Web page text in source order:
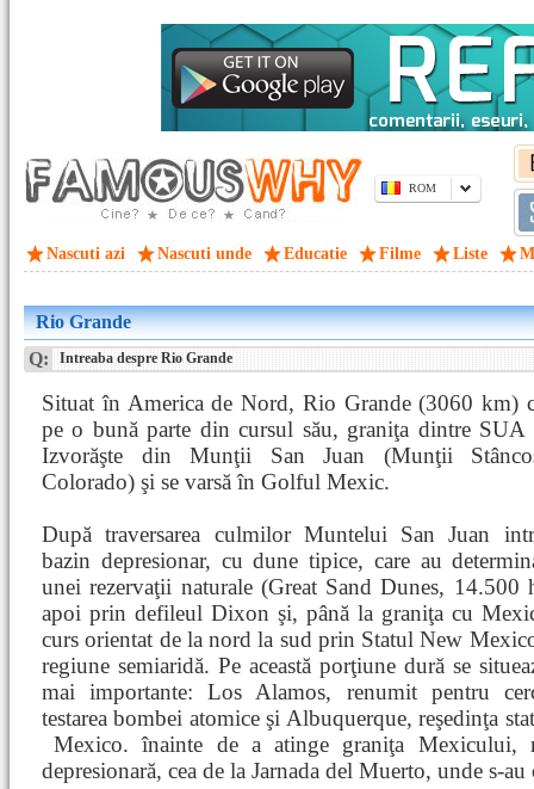
ROM
Nascuti azi Nascuti unde Educatie Filme Liste
Rio Grande
Q: Intreaba despre Rio Grande
Situat în America de Nord, Rio Grande (3060 km)
pe o bună parte din cursul său, graniţa dintre
Izvorăşte din Munţii San Juan (Munţii
Colorado) şi se varsă în Golful Mexic.
După traversarea culmilor Muntelui San Juan
bazin depresionar, cu dune tipice, care au
unei rezervaţii naturale (Great Sand Dunes, 14.500
apoi prin defileul Dixon şi, până la graniţa cu
curs orientat de la nord la sud prin Statul New
regiune semiaridă. Pe această porţiune dură se
mai importante: Los Alamos, renumit pentru
testarea bombei atomice şi Albuquerque, reşedinţa
Mexico. înainte de a atinge graniţa
depresionară, cea de la Jarnada del Muerto, unde s-